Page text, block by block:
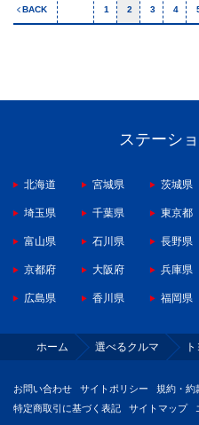
BACK 1 2 3 4
ステーシ
北海道 宮城県 茨城県
埼玉県 千葉県 東京都
富山県 石川県 長野県
京都府 大阪府 兵庫県
広島県 香川県 福岡県
ホーム 選べるクルマ
お問い合わせ サイトポリシー
規約・約
特定商取引に基づく表記
サイトマップ